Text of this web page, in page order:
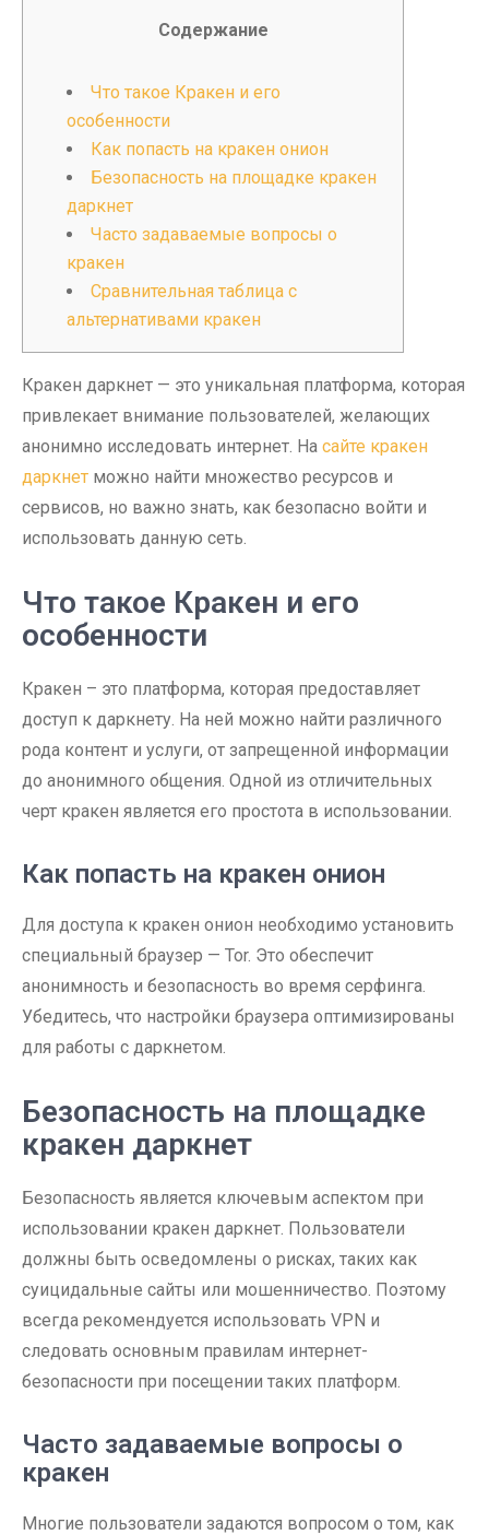
Содержание
Что такое Кракен и его
особенности
Как попасть на кракен онион
Безопасность на площадке кракен
даркнет
Часто задаваемые вопросы о
кракен
Сравнительная таблица с
альтернативами кракен
Кракен даркнет — это уникальная платформа, которая
привлекает внимание пользователей, желающих
анонимно исследовать интернет. На сайте кракен
даркнет можно найти множество ресурсов и
сервисов, но важно знать, как безопасно войти и
использовать данную сеть.
Что такое Кракен и его
особенности
Кракен – это платформа, которая предоставляет
доступ к даркнету. На ней можно найти различного
рода контент и услуги, от запрещенной информации
до анонимного общения. Одной из отличительных
черт кракен является его простота в использовании.
Как попасть на кракен онион
Для доступа к кракен онион необходимо установить
специальный браузер — Tor. Это обеспечит
анонимность и безопасность во время серфинга.
Убедитесь, что настройки браузера оптимизированы
для работы с даркнетом.
Безопасность на площадке
кракен даркнет
Безопасность является ключевым аспектом при
использовании кракен даркнет. Пользователи
должны быть осведомлены о рисках, таких как
суицидальные сайты или мошенничество. Поэтому
всегда рекомендуется использовать VPN и
следовать основным правилам интернет-
безопасности при посещении таких платформ.
Часто задаваемые вопросы о
кракен
Многие пользователи задаются вопросом о том, как